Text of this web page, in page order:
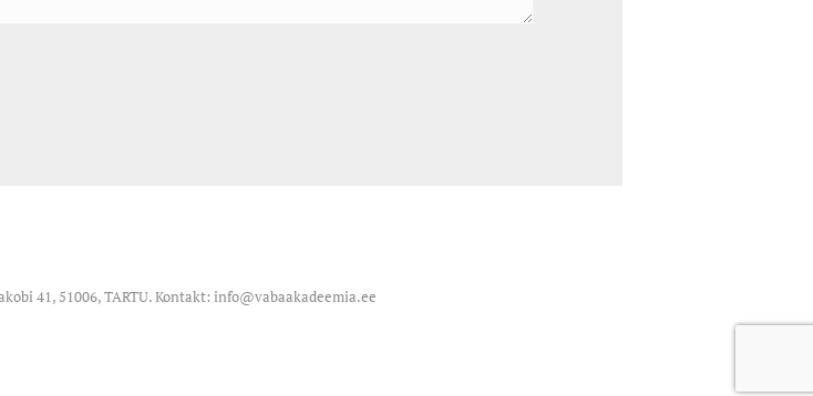
41, 51006, TARTU. Kontakt: info@vabaakadeemia.ee